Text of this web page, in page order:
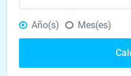
Año(s) Mes(es)